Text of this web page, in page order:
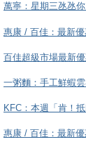
萬寧：星期三氹氹
惠康 / 百佳：最新優
百佳超級市場最新優
一粥麵：手工鮮蝦
KFC ：本週「肯！
惠康 / 百佳：最新優